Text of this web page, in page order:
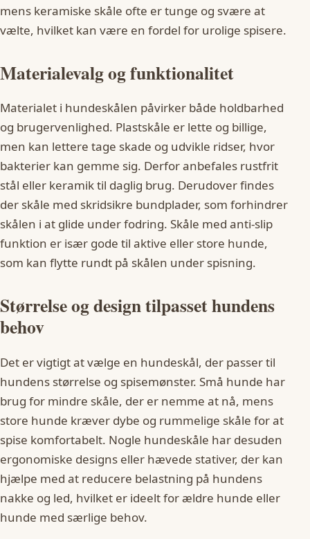
mens keramiske skåle ofte er tunge og svære at
vælte, hvilket kan være en fordel for urolige spisere.
Materialevalg og funktionalitet
Materialet i hundeskålen påvirker både holdbarhed
og brugervenlighed. Plastskåle er lette og billige,
men kan lettere tage skade og udvikle ridser, hvor
bakterier kan gemme sig. Derfor anbefales rustfrit
stål eller keramik til daglig brug. Derudover findes
der skåle med skridsikre bundplader, som forhindrer
skålen i at glide under fodring. Skåle med anti-slip
funktion er især gode til aktive eller store hunde,
som kan flytte rundt på skålen under spisning.
Størrelse og design tilpasset hundens
behov
Det er vigtigt at vælge en hundeskål, der passer til
hundens størrelse og spisemønster. Små hunde har
brug for mindre skåle, der er nemme at nå, mens
store hunde kræver dybe og rummelige skåle for at
spise komfortabelt. Nogle hundeskåle har desuden
ergonomiske designs eller hævede stativer, der kan
hjælpe med at reducere belastning på hundens
nakke og led, hvilket er ideelt for ældre hunde eller
hunde med særlige behov.